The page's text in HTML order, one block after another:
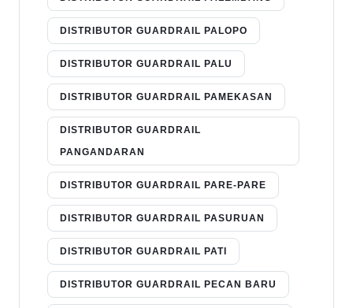
DISTRIBUTOR GUARDRAIL PALOPO
DISTRIBUTOR GUARDRAIL PALU
DISTRIBUTOR GUARDRAIL PAMEKASAN
DISTRIBUTOR GUARDRAIL
PANGANDARAN
DISTRIBUTOR GUARDRAIL PARE-PARE
DISTRIBUTOR GUARDRAIL PASURUAN
DISTRIBUTOR GUARDRAIL PATI
DISTRIBUTOR GUARDRAIL PECAN BARU